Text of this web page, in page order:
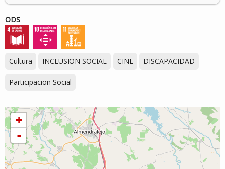
ODS
Cultura INCLUSION SOCIAL CINE DISCAPACIDAD
Participacion Social
+
-